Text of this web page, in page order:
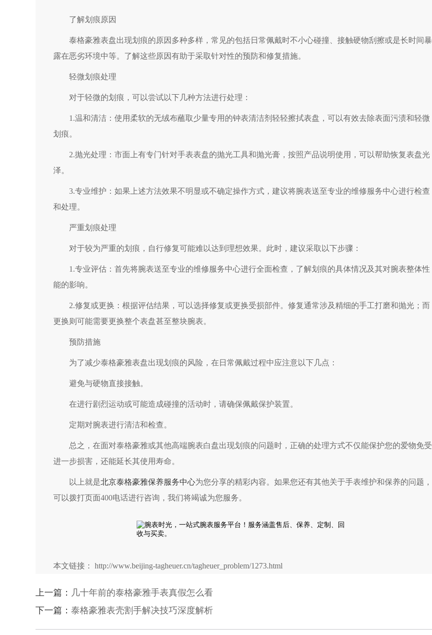
了解划痕原因
泰格豪雅表盘出现划痕的原因多种多样，常见的包括日常佩戴时不小心碰撞、接触硬物刮擦或是长时间暴
露在恶劣环境中等。了解这些原因有助于采取针对性的预防和修复措施。
轻微划痕处理
对于轻微的划痕，可以尝试以下几种方法进行处理：
1.温和清洁：使用柔软的无绒布蘸取少量专用的钟表清洁剂轻轻擦拭表盘，可以有效去除表面污渍和轻微
划痕。
2.抛光处理：市面上有专门针对手表表盘的抛光工具和抛光膏，按照产品说明使用，可以帮助恢复表盘光
泽。
3.专业维护：如果上述方法效果不明显或不确定操作方式，建议将腕表送至专业的维修服务中心进行检查
和处理。
严重划痕处理
对于较为严重的划痕，自行修复可能难以达到理想效果。此时，建议采取以下步骤：
1.专业评估：首先将腕表送至专业的维修服务中心进行全面检查，了解划痕的具体情况及其对腕表整体性
能的影响。
2.修复或更换：根据评估结果，可以选择修复或更换受损部件。修复通常涉及精细的手工打磨和抛光；而
更换则可能需要更换整个表盘甚至整块腕表。
预防措施
为了减少泰格豪雅表盘出现划痕的风险，在日常佩戴过程中应注意以下几点：
避免与硬物直接接触。
在进行剧烈运动或可能造成碰撞的活动时，请确保佩戴保护装置。
定期对腕表进行清洁和检查。
总之，在面对泰格豪雅或其他高端腕表白盘出现划痕的问题时，正确的处理方式不仅能保护您的爱物免受
进一步损害，还能延长其使用寿命。
以上就是北京泰格豪雅保养服务中心为您分享的精彩内容。如果您还有其他关于手表维护和保养的问题，
可以拨打页面400电话进行咨询，我们将竭诚为您服务。
本文链接： http://www.beijing-tagheuer.cn/tagheuer_problem/1273.html
上一篇： 几十年前的泰格豪雅手表真假怎么看
下一篇： 泰格豪雅表壳割手解决技巧深度解析